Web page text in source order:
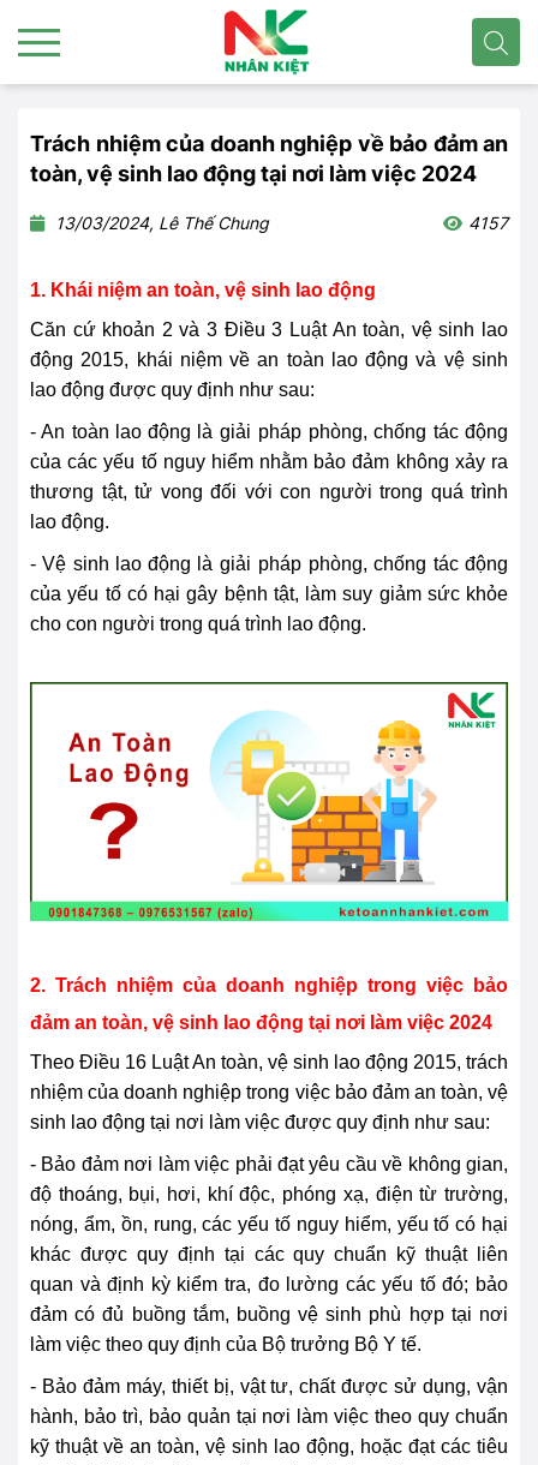
Trách nhiệm của doanh nghiệp về bảo đảm an
toàn, vệ sinh lao động tại nơi làm việc 2024
13/03/2024, Lê Thế Chung 4157
1. Khái niệm an toàn, vệ sinh lao động
Căn cứ khoản 2 và 3 Điều 3 Luật An toàn, vệ sinh lao
động 2015, khái niệm về an toàn lao động và vệ sinh
lao động được quy định như sau:
- An toàn lao động là giải pháp phòng, chống tác động
của các yếu tố nguy hiểm nhằm bảo đảm không xảy ra
thương tật, tử vong đối với con người trong quá trình
lao động.
- Vệ sinh lao động là giải pháp phòng, chống tác động
của yếu tố có hại gây bệnh tật, làm suy giảm sức khỏe
cho con người trong quá trình lao động.
2. Trách nhiệm của doanh nghiệp trong việc bảo
đảm an toàn, vệ sinh lao động tại nơi làm việc 2024
Theo Điều 16 Luật An toàn, vệ sinh lao động 2015, trách
nhiệm của doanh nghiệp trong việc bảo đảm an toàn, vệ
sinh lao động tại nơi làm việc được quy định như sau:
- Bảo đảm nơi làm việc phải đạt yêu cầu về không gian,
độ thoáng, bụi, hơi, khí độc, phóng xạ, điện từ trường,
nóng, ẩm, ồn, rung, các yếu tố nguy hiểm, yếu tố có hại
khác được quy định tại các quy chuẩn kỹ thuật liên
quan và định kỳ kiểm tra, đo lường các yếu tố đó; bảo
đảm có đủ buồng tắm, buồng vệ sinh phù hợp tại nơi
làm việc theo quy định của Bộ trưởng Bộ Y tế.
- Bảo đảm máy, thiết bị, vật tư, chất được sử dụng, vận
hành, bảo trì, bảo quản tại nơi làm việc theo quy chuẩn
kỹ thuật về an toàn, vệ sinh lao động, hoặc đạt các tiêu